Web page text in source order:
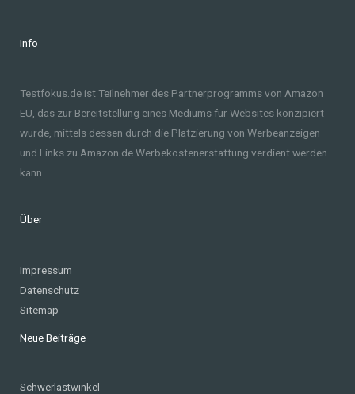
Info
Testfokus.de ist Teilnehmer des Partnerprogramms von Amazon
EU, das zur Bereitstellung eines Mediums für Websites konzipiert
wurde, mittels dessen durch die Platzierung von Werbeanzeigen
und Links zu Amazon.de Werbekostenerstattung verdient werden
kann.
Über
Impressum
Datenschutz
Sitemap
Neue Beiträge
Schwerlastwinkel